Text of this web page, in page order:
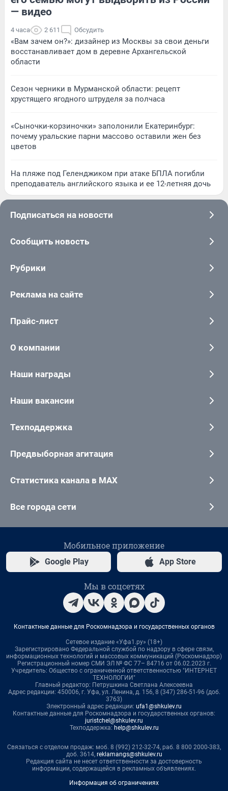
— видео
4 часа 2 611 Обсудить
«Вам зачем он?»: дизайнер из Москвы за свои деньги
восстанавливает дом в деревне Архангельской
области
Сезон черники в Мурманской области: рецепт
хрустящего ягодного штруделя за полчаса
«Сыночки-корзиночки» заполонили Екатеринбург:
почему уральские парни массово оставили жен без
цветов
На пляже под Геленджиком при атаке БПЛА погибли
преподаватель английского языка и ее 12-летняя дочь
Подписаться на новости
Сообщить новость
Рубрики
Реклама на сайте
Прайс-лист
О компании
Наши награды
Наши вакансии
Техподдержка
Предвыборная агитация
Статистика канала в MAX
Все города сети
Мобильное приложение
Google Play App Store
Мы в соцсетях
Контактные данные для Роскомнадзора и государственных органов
Сетевое издание «Уфа1.ру» (18+)
Зарегистрировано Федеральной службой по надзору в сфере связи,
информационных технологий и массовых коммуникаций (Роскомнадзор)
Регистрационный номер СМИ ЭЛ № ФС 77– 84716 от 06.02.2023 г.
Учредитель: Общество с ограниченной ответственностью "ИНТЕРНЕТ
ТЕХНОЛОГИИ"
Главный редактор: Петрушкина Светлана Алексеевна
Адрес редакции: 450006, г. Уфа, ул. Ленина, д. 156, 8 (347) 286-51-96 (доб.
3763)
Электронный адрес редакции: ufa1@shkulev.ru
Контактные данные для Роскомнадзора и государственных органов:
juristchel@shkulev.ru
Техподдержка: help@shkulev.ru
Связаться с отделом продаж: моб. 8 (992) 212-32-74, раб. 8 800 2000-383,
доб. 3614, reklamangs@shkulev.ru
Редакция сайта не несет ответственности за достоверность
информации, содержащейся в рекламных объявлениях.
Информация об ограничениях